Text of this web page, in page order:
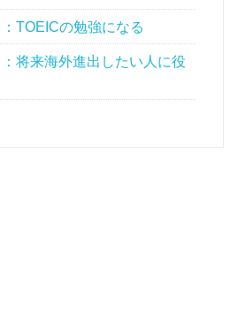
TOEICの勉強になる
将来海外進出したい人に役